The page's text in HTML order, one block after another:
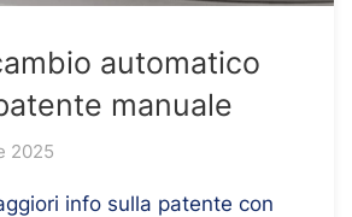
automatico
manuale
2025
info sulla patente con